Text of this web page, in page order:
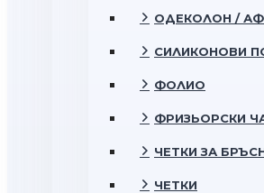
ОДЕКОЛОН /
СИЛИКОНОВИ
ФОЛИО
ФРИЗЬОРСКИ
ЧЕТКИ ЗА
ЧЕТКИ